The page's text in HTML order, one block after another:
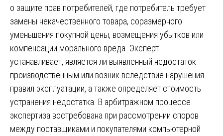
о защите прав потребителей, где потребитель требует
замены некачественного товара, соразмерного
уменьшения покупной цены, возмещения убытков или
компенсации морального вреда. Эксперт
устанавливает, является ли выявленный недостаток
производственным или возник вследствие нарушения
правил эксплуатации, а также определяет стоимость
устранения недостатка. В арбитражном процессе
экспертиза востребована при рассмотрении споров
между поставщиками и покупателями компьютерной